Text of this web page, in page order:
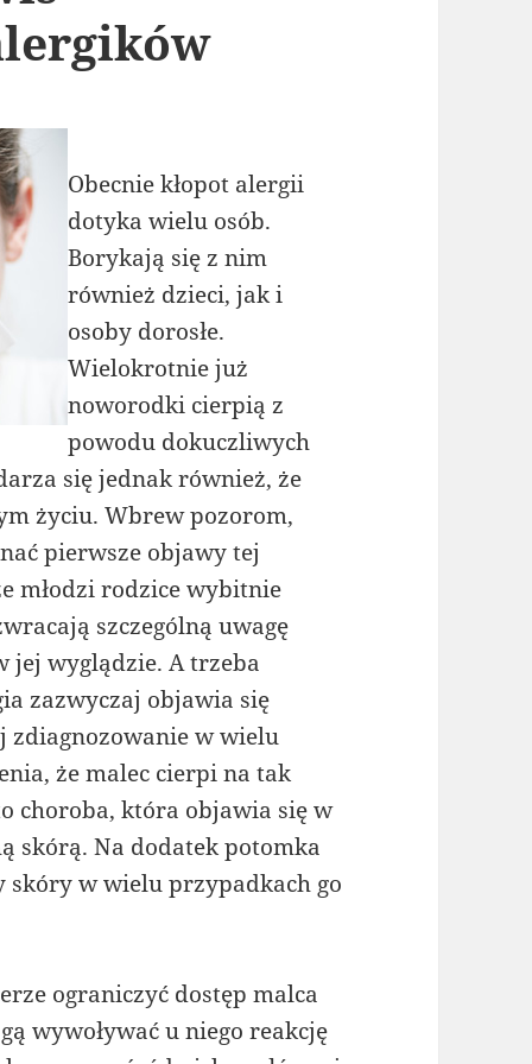
Obecnie kłopot alergii
dotyka wielu osób.
Borykają się z nim
również dzieci, jak i
osoby dorosłe.
Wielokrotnie już
noworodki cierpią z
powodu dokuczliwych
się jednak również, że
życiu. Wbrew pozorom,
pierwsze objawy tej
młodzi rodzice wybitnie
szczególną uwagę
jej wyglądzie. A trzeba
zazwyczaj objawia się
zdiagnozowanie w wielu
że malec cierpi na tak
choroba, która objawia się w
skórą. Na dodatek potomka
w wielu przypadkach go
ograniczyć dostęp malca
wywoływać u niego reakcję